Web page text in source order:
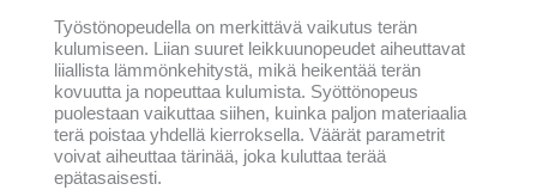
Työstönopeudella on merkittävä vaikutus terän
kulumiseen. Liian suuret leikkuunopeudet aiheuttavat
liiallista lämmönkehitystä, mikä heikentää terän
kovuutta ja nopeuttaa kulumista. Syöttönopeus
puolestaan vaikuttaa siihen, kuinka paljon materiaalia
terä poistaa yhdellä kierroksella. Väärät parametrit
voivat aiheuttaa tärinää, joka kuluttaa terää
epätasaisesti.